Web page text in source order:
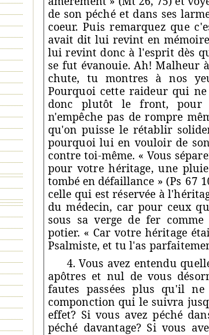
de son péché et dans ses
coeur. Puis remarquez que
avait dit lui revint en
lui revint donc à l'esprit dès
se fut évanouie. Ah! Malheur
chute, tu montres à nos
Pourquoi cette raideur qui
donc plutôt le front, pour
n'empêche pas de rompre
qu'on puisse le rétablir
pourquoi lui en vouloir de
contre toi-même. « Vous
pour votre héritage, une
tombé en défaillance » (Ps 67
celle qui est réservée à
du médecin, car pour ceux
sous sa verge de fer
potier. « Car votre héritage
Psalmiste, et tu l'as
4. Vous avez entendu
apôtres et nul de vous
fautes passées plus qu'il
componction qui le suivra
effet? Si vous avez péché
péché davantage? Si vous